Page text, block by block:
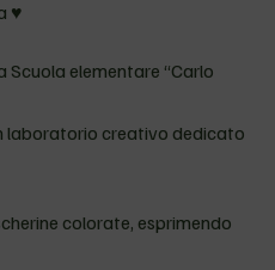
♥
elementare “Carlo
laboratorio creativo dedicato
colorate, esprimendo